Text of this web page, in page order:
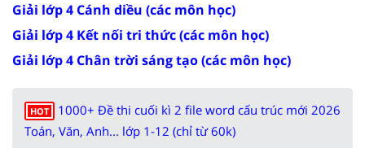
Giải lớp 4 Cánh diều (các môn học)
Giải lớp 4 Kết nối tri thức (các môn học)
Giải lớp 4 Chân trời sáng tạo (các môn học)
HOT
1000+ Đề thi cuối kì 2 file word cấu trúc mới 2026
Toán, Văn, Anh... lớp 1-12 (chỉ từ 60k)